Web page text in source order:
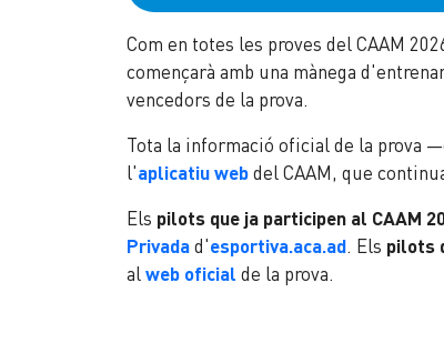
Com en totes les proves del CAAM
començarà amb una mànega
vencedors de la prova.
Tota la informació oficial de la prova
l'aplicatiu webdel CAAM, que
Els pilots que ja participen al CAAM
Privadad'esportiva.aca.ad. Els pilots
alweb oficial de la prova.